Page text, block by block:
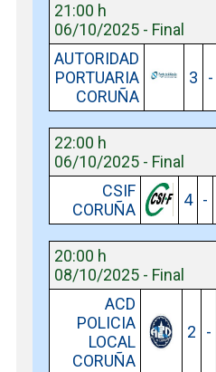
21:00 h
06/10/2025 - Final
AUTORIDAD
PORTUARIA
CORUÑA
3 -
22:00 h
06/10/2025 - Final
CSIF
CORUÑA
4 -
20:00 h
08/10/2025 - Final
ACD
POLICIA
LOCAL
CORUÑA
2 -